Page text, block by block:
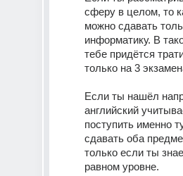
сферу в целом, то
можно сдавать
информатику. В
тебе придётся
только на 3
Если ты нашёл
английский
поступить именно
сдавать оба
только если ты
равном уровне.